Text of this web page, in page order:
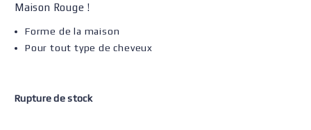
Maison Rouge !
Forme de la maison
Pour tout type de cheveux
Rupture de stock